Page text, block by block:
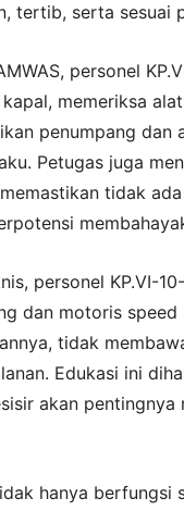
tertib, serta sesuai
personel
memeriksa
penumpang dan
Petugas juga
tidak
personel KP.VI-
dan motoris
tidak
Edukasi ini
akan pentingnya
hanya